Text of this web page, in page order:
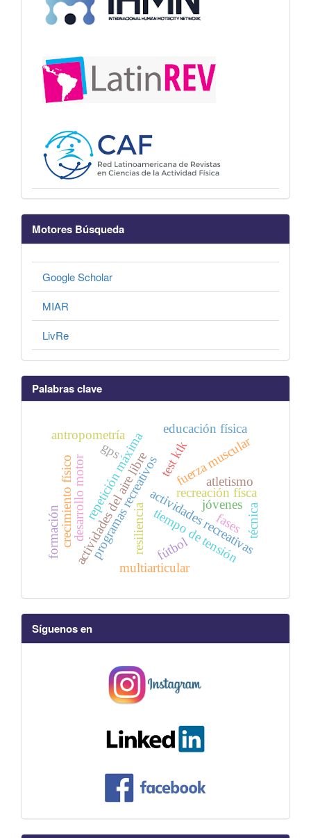
Motores Búsqueda
Google Scholar
MIAR
LivRe
Palabras clave
actividades recreativas
resiliencia
programas recreativos recreación físca
actividades del aire libre
desarrollo motor test ktk
repetición máxima
tiempo de tensión
multiarticular
educación física
gps
crecimiento físico
antropometría
fútbol
jóvenes
fuerza muscular
atletismo
formación fases técnica
Síguenos en